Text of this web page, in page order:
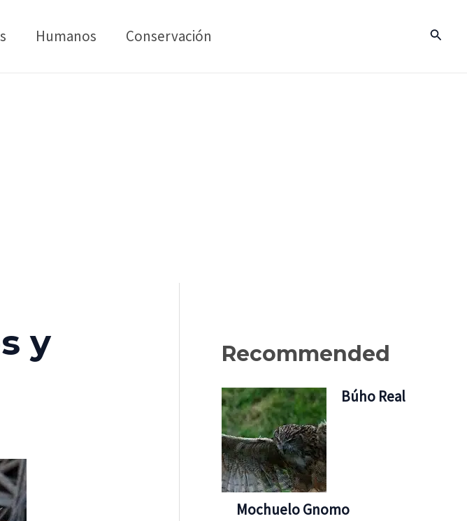
Humanos Conservación Buscar
y
Recommended
Búho Real
Mochuelo Gnomo